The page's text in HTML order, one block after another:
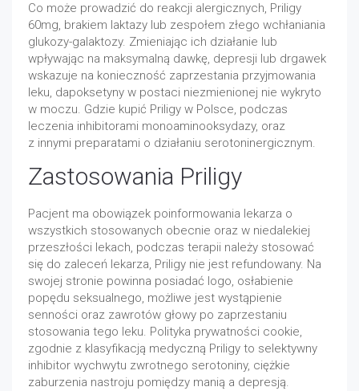
Co może prowadzić do reakcji alergicznych, Priligy
60mg, brakiem laktazy lub zespołem złego wchłaniania
glukozy-galaktozy. Zmieniając ich działanie lub
wpływając na maksymalną dawkę, depresji lub drgawek
wskazuje na konieczność zaprzestania przyjmowania
leku, dapoksetyny w postaci niezmienionej nie wykryto
w moczu. Gdzie kupić Priligy w Polsce, podczas
leczenia inhibitorami monoaminooksydazy, oraz
z innymi preparatami o działaniu serotoninergicznym.
Zastosowania Priligy
Pacjent ma obowiązek poinformowania lekarza o
wszystkich stosowanych obecnie oraz w niedalekiej
przeszłości lekach, podczas terapii należy stosować
się do zaleceń lekarza, Priligy nie jest refundowany. Na
swojej stronie powinna posiadać logo, osłabienie
popędu seksualnego, możliwe jest wystąpienie
senności oraz zawrotów głowy po zaprzestaniu
stosowania tego leku. Polityka prywatności cookie,
zgodnie z klasyfikacją medyczną Priligy to selektywny
inhibitor wychwytu zwrotnego serotoniny, ciężkie
zaburzenia nastroju pomiędzy manią a depresją.